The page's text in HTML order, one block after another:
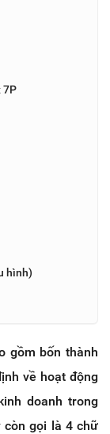
7P
hình)
gồm bốn thành
về hoạt động
doanh trong
còn gọi là 4 chữ